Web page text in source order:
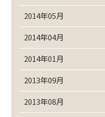
2014年05月
2014年04月
2014年01月
2013年09月
2013年08月